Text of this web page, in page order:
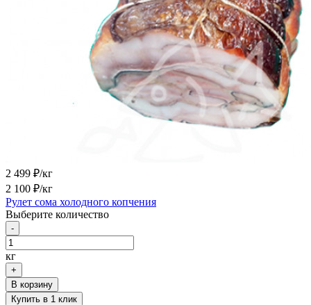
2 499 ₽/кг
2 100 ₽/кг
Рулет сома холодного копчения
Выберите количество
-
кг
+
В корзину
Купить в 1 клик